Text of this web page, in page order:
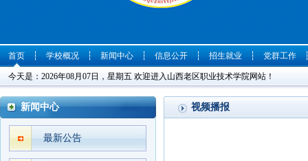
首页
今天是：2026年08月07日，星期五 欢迎进入山西老区职业技术学院网站！
┆ 学校概况 ┆ 新闻中心 ┆ 信息公开 ┆ 招生就业 ┆ 党群工作
新闻中心
最新公告
视频播报